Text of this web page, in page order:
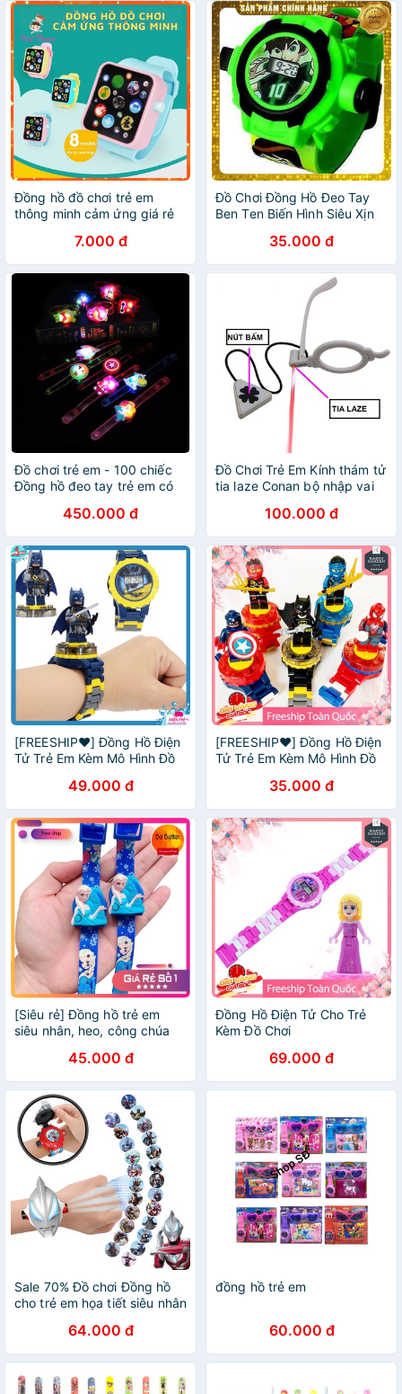
Đồng hồ đồ chơi trẻ em
thông minh cảm ứng giá rẻ
7.000 đ
Đồ Chơi Đồng Hồ Đeo Tay
Ben Ten Biến Hình Siêu Xịn
35.000 đ
Đồ chơi trẻ em - 100 chiếc
Đồng hồ đeo tay trẻ em có
tay phát sáng màu ngẫu
nhiên - An Toàn-Đẹp
450.000 đ
Đồ Chơi Trẻ Em Kính thám tử
tia laze Conan bộ nhập vai
100.000 đ
[FREESHIP❤️] Đồng Hồ Điện
Tử Trẻ Em Kèm Mô Hình Đồ
Vật Lựa Chọn49.000 đ
[FREESHIP❤️] Đồng Hồ Điện
Tử Trẻ Em Kèm Mô Hình Đồ
Xoay Vui Nhộn35.000 đ
[Siêu rẻ] Đồng hồ trẻ em
siêu nhân, heo, công chúa
45.000 đ
Đồng Hồ Điện Tử Cho Trẻ
Kèm Đồ Chơi
69.000 đ
Sale 70% Đồ chơi Đồng hồ
cho trẻ em họa tiết siêu nhân
213,000 đ - 66A49
64.000 đ
đồng hồ trẻ em
60.000 đ